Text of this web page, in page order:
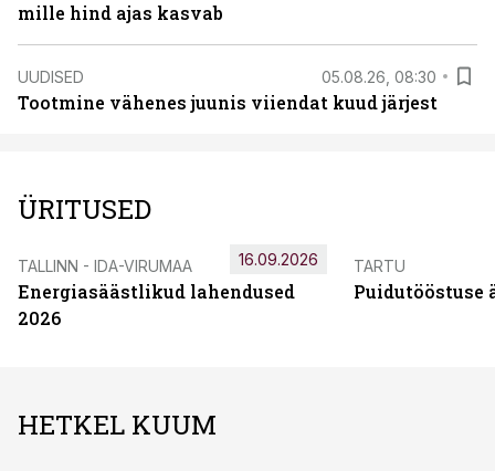
mille hind ajas kasvab
UUDISED 05.08.26, 08:30
Tootmine vähenes juunis viiendat kuud järjest
ÜRITUSED
TALLINN - IDA-VIRUMAA
Energiasäästlikud lahendused
2026
16.09.2026 TARTU
Puidutööstuse
HETKEL KUUM